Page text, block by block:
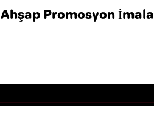
Ahşap Promosyon